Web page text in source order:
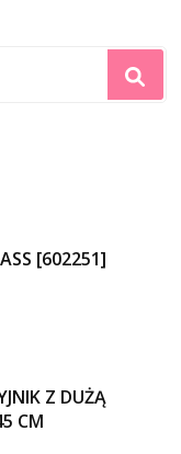
[602251]
Z DUŻĄ
CM